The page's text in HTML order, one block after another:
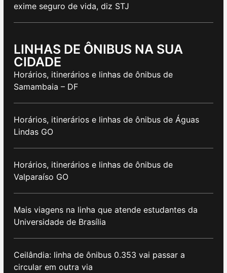
exime seguro de vida, diz STJ
LINHAS DE ÔNIBUS NA SUA
CIDADE
Horários, itinerários e linhas de ônibus de
Samambaia – DF
Horários, itinerários e linhas de ônibus de Águas
Lindas GO
Horários, itinerários e linhas de ônibus de
Valparaíso GO
Mais viagens na linha que atende estudantes da
Universidade de Brasília
Ceilândia: linha de ônibus 0.353 vai passar a
circular em outra via